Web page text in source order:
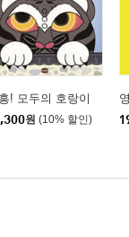
! 모두의 호랑이
원 (10% 할인)